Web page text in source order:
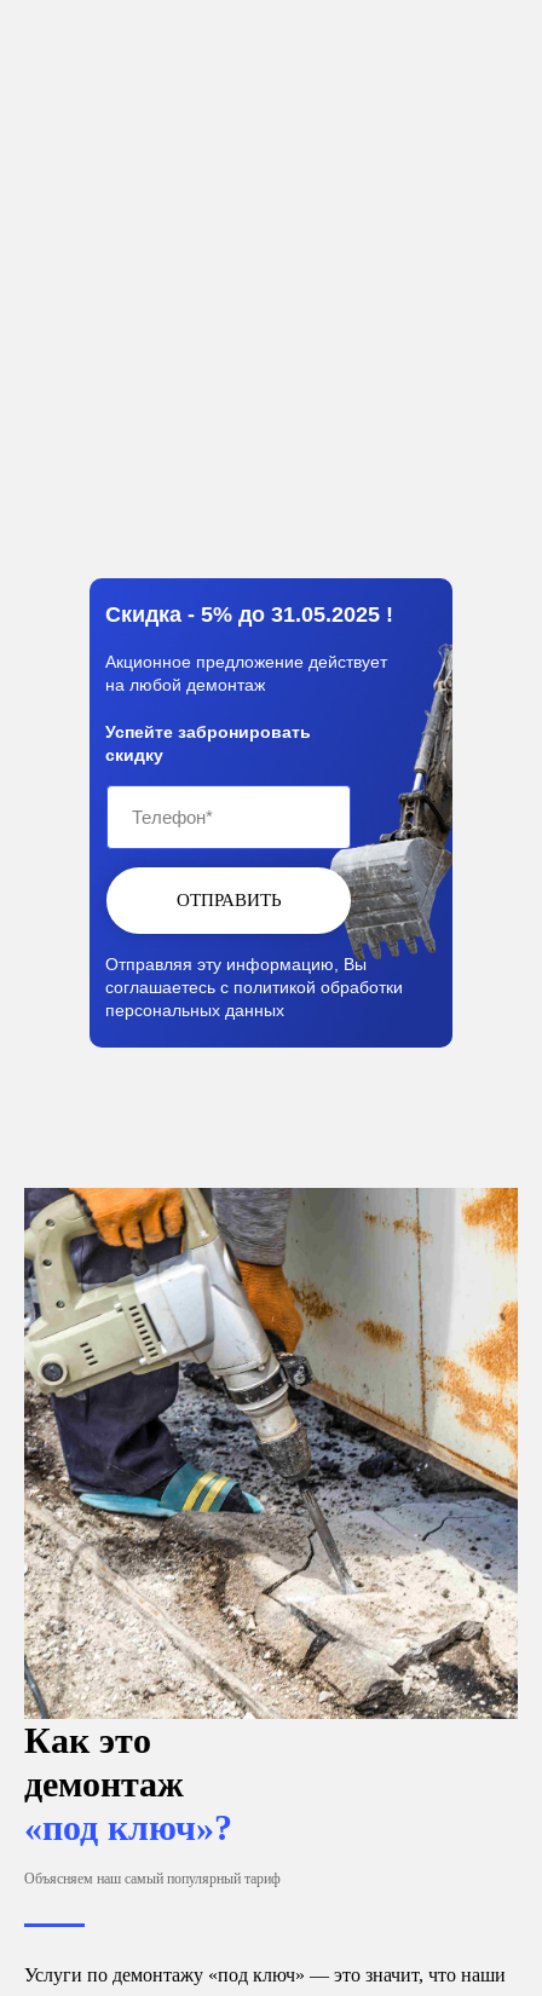
Скидка - 5% до 31.05.2025 !
Отправляя эту информацию, Вы
соглашаетесь с политикой обработки
персональных данных
Акционное предложение действует
на любой демонтаж
Успейте забронировать
скидку
ОТПРАВИТЬ
Как это
демонтаж
«под ключ»?
Объясняем наш самый популярный тариф
Услуги по демонтажу «под ключ» — это значит, что наши